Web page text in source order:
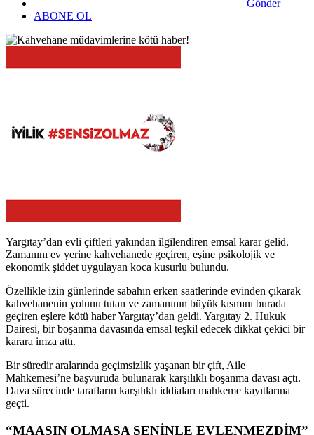
Gönder
ABONE OL
Yargıtay’dan evli çiftleri yakından ilgilendiren emsal karar gelid.
Zamanını ev yerine kahvehanede geçiren, eşine psikolojik ve
ekonomik şiddet uygulayan koca kusurlu bulundu.
Özellikle izin günlerinde sabahın erken saatlerinde evinden çıkarak
kahvehanenin yolunu tutan ve zamanının büyük kısmını burada
geçiren eşlere kötü haber Yargıtay’dan geldi. Yargıtay 2. Hukuk
Dairesi, bir boşanma davasında emsal teşkil edecek dikkat çekici bir
karara imza attı.
Bir süredir aralarında geçimsizlik yaşanan bir çift, Aile
Mahkemesi’ne başvuruda bulunarak karşılıklı boşanma davası açtı.
Dava sürecinde tarafların karşılıklı iddiaları mahkeme kayıtlarına
geçti.
“MAAŞIN OLMASA SENİNLE EVLENMEZDİM”